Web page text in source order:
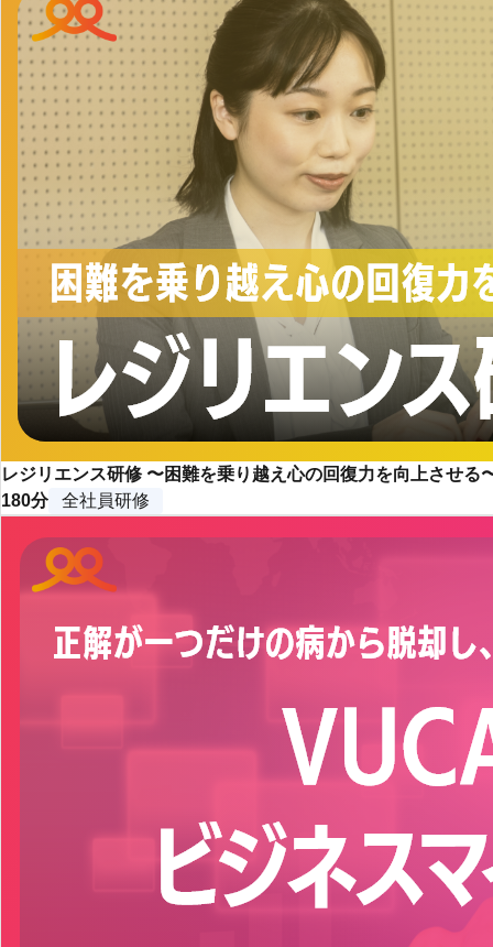
レジリエンス研修 〜困難を乗り越え心の回復力を向上させる
180分
全社員研修